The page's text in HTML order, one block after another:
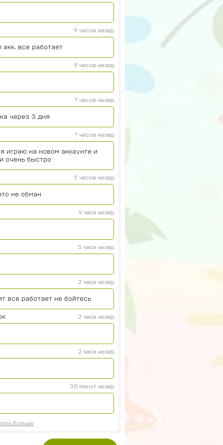
9 часов назад
акк, все работает
9 часов назад
7 часов назад
через 3 дня
7 часов назад
играю на новом аккаунте и
очень быстро
5 часов назад
не обман
4 часа назад
3 часа назад
2 часа назад
все работает не бойтесь
2 часа назад
2 часа назад
30 минут назад
больше